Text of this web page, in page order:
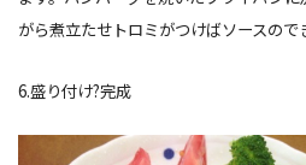
がら煮立たせトロミがつけばソースので
6.盛り付け?完成